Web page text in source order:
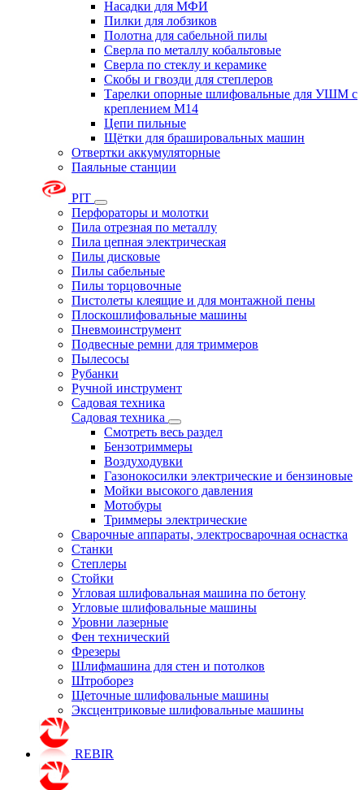
Насадки для МФИ
Пилки для лобзиков
Полотна для сабельной пилы
Сверла по металлу кобальтовые
Сверла по стеклу и керамике
Скобы и гвозди для степлеров
Тарелки опорные шлифовальные для УШМ с
креплением М14
Цепи пильные
Щётки для брашировальных машин
Отвертки аккумуляторные
Паяльные станции
PIT
Перфораторы и молотки
Пила отрезная по металлу
Пила цепная электрическая
Пилы дисковые
Пилы сабельные
Пилы торцовочные
Пистолеты клеящие и для монтажной пены
Плоскошлифовальные машины
Пневмоинструмент
Подвесные ремни для триммеров
Пылесосы
Рубанки
Ручной инструмент
Садовая техника
Садовая техника
Смотреть весь раздел
Бензотриммеры
Воздуходувки
Газонокосилки электрические и бензиновые
Мойки высокого давления
Мотобуры
Триммеры электрические
Сварочные аппараты, электросварочная оснастка
Станки
Степлеры
Стойки
Угловая шлифовальная машина по бетону
Угловые шлифовальные машины
Уровни лазерные
Фен технический
Фрезеры
Шлифмашина для стен и потолков
Штроборез
Щеточные шлифовальные машины
Эксцентриковые шлифовальные машины
REBIR